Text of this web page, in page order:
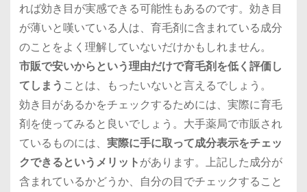
れば効き目が実感できる可能性もあるのです。効き目
が薄いと嘆いている人は、 育毛剤に含まれている成分
のことをよく理解していないだけかもしれません。
市販で安いからという理由だけで育毛剤を低く評価し
てしまう ことは、もったいないと言えるでしょう。
効き目があるかをチェックするためには、実際に育毛
剤を使ってみると良いでしょう。大手薬局で市販され
ているものには、 実際に手に取って成分表示をチェッ
クできるというメリットがあります。上記した成分が
含まれているかどうか、自分の目でチェックすること